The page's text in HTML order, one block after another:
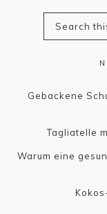
Gebackene
Tagliatelle
Warum eine